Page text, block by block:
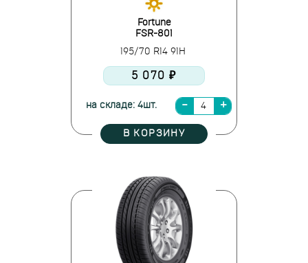
Fortune
FSR-801
195/70 R14 91H
5 070 ₽
на складе: 4шт.
В КОРЗИНУ